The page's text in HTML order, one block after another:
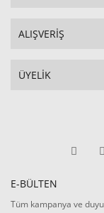
ALIŞVERİŞ
ÜYELİK
E-BÜLTEN
Tüm kampanya ve